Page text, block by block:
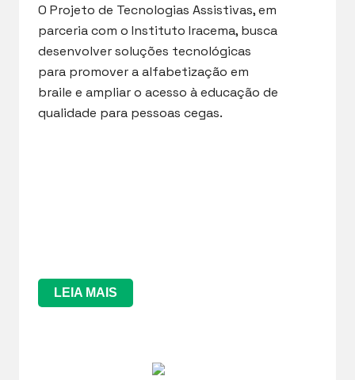
O Projeto de Tecnologias Assistivas, em
parceria com o Instituto Iracema, busca
desenvolver soluções tecnológicas
para promover a alfabetização em
braile e ampliar o acesso à educação de
qualidade para pessoas cegas.
LEIA MAIS